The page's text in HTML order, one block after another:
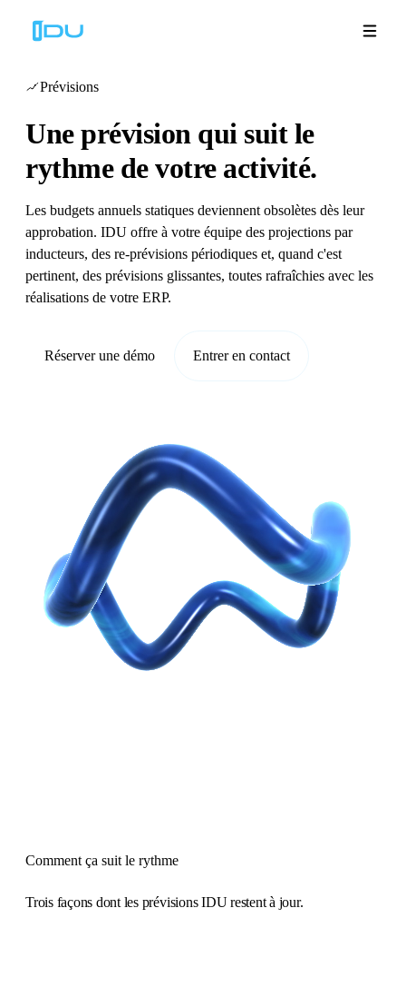
Solutions
Succès mondial
Ressources
Prévisions
Une prévision qui suit le
rythme de votre activité.
Les budgets annuels statiques deviennent obsolètes dès leur
approbation. IDU offre à votre équipe des projections par
inducteurs, des re-prévisions périodiques et, quand c'est
pertinent, des prévisions glissantes, toutes rafraîchies avec les
réalisations de votre ERP.
Réserver une démo Entrer en contact
Comment ça suit le rythme
Trois façons dont les prévisions IDU restent à jour.